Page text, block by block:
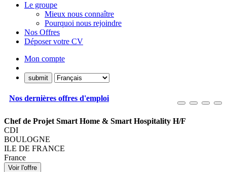
Le groupe
Mieux nous connaître
Pourquoi nous rejoindre
Nos Offres
Déposer votre CV
Mon compte
Nos dernières offres d'emploi
Chef de Projet Smart Home & Smart Hospitality H/F
CDI
BOULOGNE
ILE DE FRANCE
France